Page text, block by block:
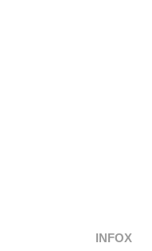
INFOX